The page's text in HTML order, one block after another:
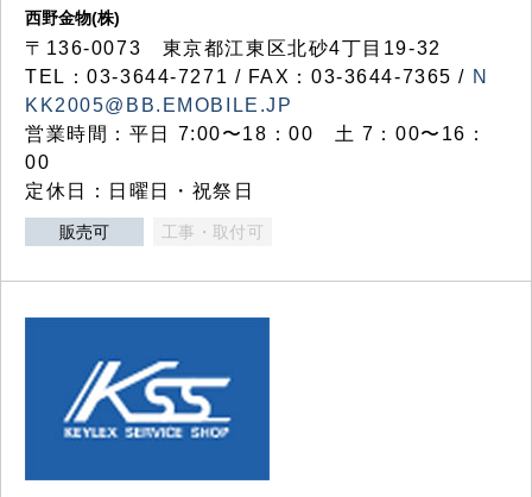
西野金物(株)
〒136-0073 東京都江東区北砂4丁目19-32
TEL：03‐3644‐7271 / FAX：03-3644-7365 / N
KK2005@BB.EMOBILE.JP
営業時間：平日 7:00〜18：00 土 7：00〜16：
00
定休日：日曜日・祝祭日
販売可 工事・取付可